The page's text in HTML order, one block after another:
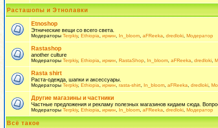
Расташопы и Этнолавки
Etnoshop
Этнические вещи со всего света.
Модераторы Terpkiy, Ethiopia иркин In_bloom aFReeka dredloki Модератор
Rastashop
another culture
Модераторы Terpkiy, Ethiopia иркин RastaShop In_bloom aFReeka dredloki
Rasta shirt
Раста-одежда, шапки и аксессуары.
Модераторы Terpkiy, Ethiopia иркин rasta-shirt In_bloom aFReeka dredloki
Другие магазины и частники
Частные предложения и рекламу полезных магазинов кидаем сюда.
Модераторы Terpkiy, Ethiopia иркин In_bloom aFReeka dredloki Модератор
Всё такое